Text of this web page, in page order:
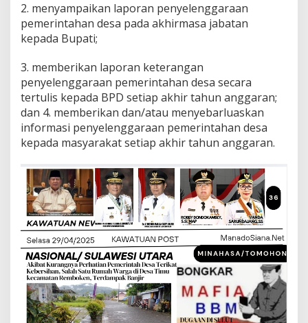
2. menyampaikan laporan penyelenggaraan
pemerintahan desa pada akhirmasa jabatan
kepada Bupati;
3. memberikan laporan keterangan
penyelenggaraan pemerintahan desa secara
tertulis kepada BPD setiap akhir tahun anggaran;
dan 4. memberikan dan/atau menyebarluaskan
informasi penyelenggaraan pemerintahan desa
kepada masyarakat setiap akhir tahun anggaran.